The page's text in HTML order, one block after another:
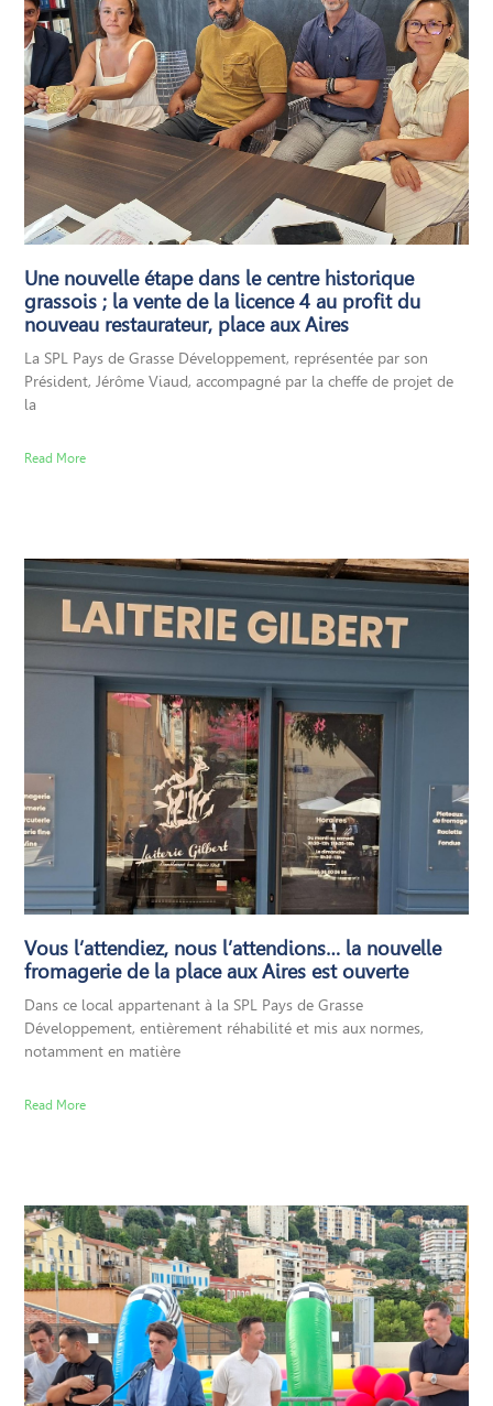
Une nouvelle étape dans le centre historique
grassois ; la vente de la licence 4 au profit du
nouveau restaurateur, place aux Aires
La SPL Pays de Grasse Développement, représentée par son
Président, Jérôme Viaud, accompagné par la cheffe de projet de
la
Read More
Vous l’attendiez, nous l’attendions… la nouvelle
fromagerie de la place aux Aires est ouverte
Dans ce local appartenant à la SPL Pays de Grasse
Développement, entièrement réhabilité et mis aux normes,
notamment en matière
Read More